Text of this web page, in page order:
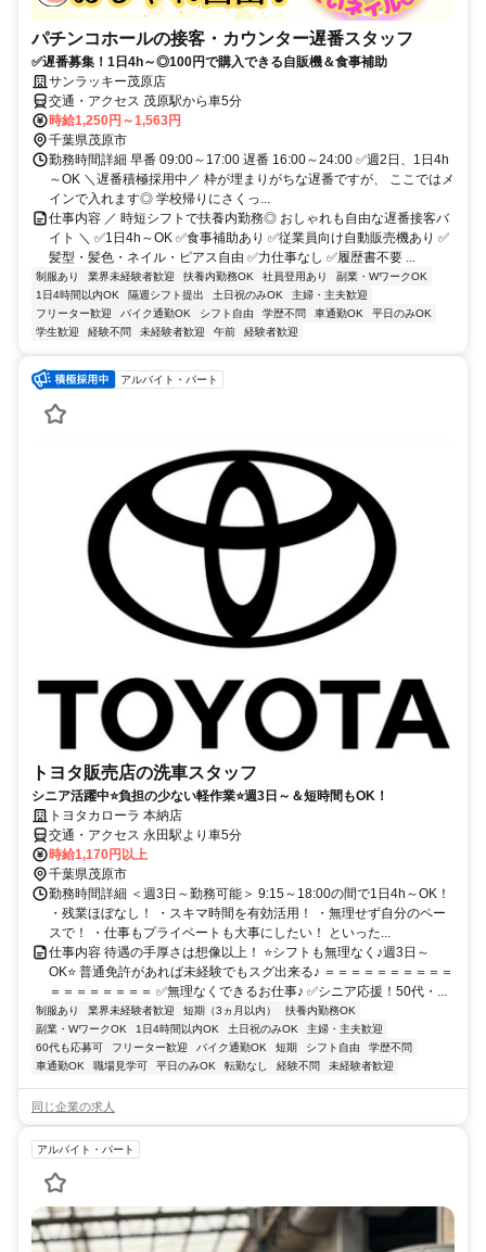
パチンコホールの接客・カウンター遅番スタッフ
✅遅番募集！1日4h～◎100円で購入できる自販機＆食事補助
サンラッキー茂原店
交通・アクセス 茂原駅から車5分
時給1,250円～1,563円
千葉県茂原市
勤務時間詳細 早番 09:00～17:00 遅番 16:00～24:00 ✅週2日、1日4h
～OK ＼遅番積極採用中／ 枠が埋まりがちな遅番ですが、 ここではメ
インで入れます◎ 学校帰りにさくっ...
仕事内容 ／ 時短シフトで扶養内勤務◎ おしゃれも自由な遅番接客バ
イト ＼ ✅1日4h～OK ✅食事補助あり ✅従業員向け自動販売機あり ✅
髪型・髪色・ネイル・ピアス自由 ✅力仕事なし ✅履歴書不要 ...
制服あり 業界未経験者歓迎 扶養内勤務OK 社員登用あり
副業・WワークOK
1日4時間以内OK
隔週シフト提出 土日祝のみOK
主婦・主夫歓迎
フリーター歓迎
バイク通勤OK シフト自由 学歴不問 車通勤OK
平日のみOK
学生歓迎
経験不問 未経験者歓迎 午前 経験者歓迎
アルバイト・パート
トヨタ販売店の洗車スタッフ
シニア活躍中⭐負担の少ない軽作業⭐週3日～＆短時間もOK！
トヨタカローラ 本納店
交通・アクセス 永田駅より車5分
時給1,170円以上
千葉県茂原市
勤務時間詳細 ＜週3日～勤務可能＞ 9:15～18:00の間で1日4h～OK！
・残業ほぼなし！ ・スキマ時間を有効活用！ ・無理せず自分のペー
スで！ ・仕事もプライベートも大事にしたい！ といった...
仕事内容 待遇の手厚さは想像以上！ ⭐シフトも無理なく♪週3日～
OK⭐ 普通免許があれば未経験でもスグ出来る♪ ＝＝＝＝＝＝＝＝＝＝
＝＝＝＝＝＝＝＝ ✅無理なくできるお仕事♪ ✅シニア応援！50代・...
制服あり 業界未経験者歓迎 短期（3ヵ月以内）
扶養内勤務OK
副業・WワークOK
1日4時間以内OK 土日祝のみOK
主婦・主夫歓迎
60代も応募可
フリーター歓迎 バイク通勤OK 短期 シフト自由
学歴不問
車通勤OK
職場見学可 平日のみOK 転勤なし 経験不問 未経験者歓迎
同じ企業の求人
アルバイト・パート